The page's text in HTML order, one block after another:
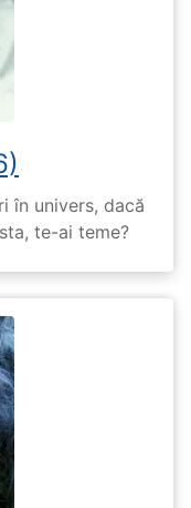
în univers, dacă
te-ai teme?